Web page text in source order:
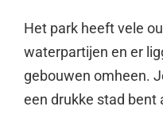
Het park heeft vele
waterpartijen en er
gebouwen omheen.
een drukke stad bent